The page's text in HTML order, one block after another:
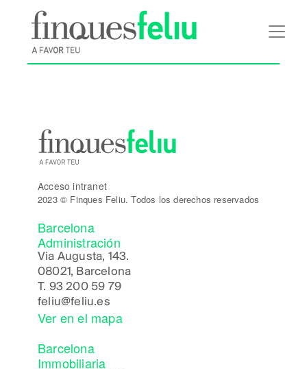
Pasar
al
principal
Acceso intranet
2023 © Finques Feliu. Todos los derechos reservados
Barcelona
Administración
Via Augusta, 143.
08021, Barcelona
T. 93 200 59 79
feliu@feliu.es
Ver en el mapa
Barcelona
Immobiliaria